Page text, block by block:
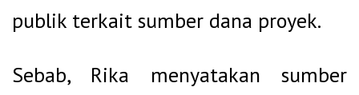
publik terkait sumber dana proyek.
Sebab, Rika menyatakan sumber